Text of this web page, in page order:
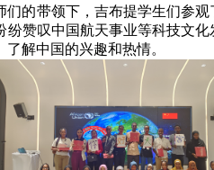
们的带领下，吉布提学生们参
赞叹中国航天事业等科技文
解中国的兴趣和热情。